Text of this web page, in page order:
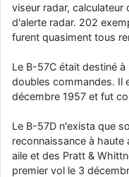
viseur radar,
d'alerte radar. 202
furent quasiment tous
Le B-57C était destiné
doubles commandes. Il
décembre 1957 et fut
Le B-57D n'exista que
reconnaissance à
aile et des Pratt &
premier vol le 3